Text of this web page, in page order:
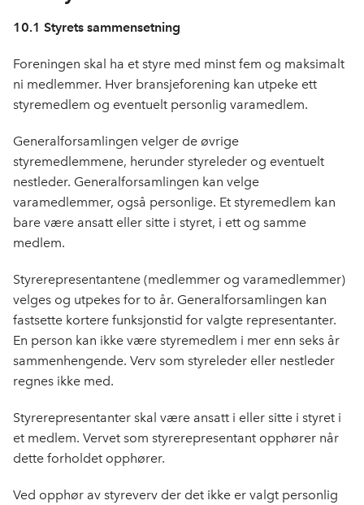
10.1 Styrets sammensetning
Foreningen skal ha et styre med minst fem og maksimalt
ni medlemmer. Hver bransjeforening kan utpeke ett
styremedlem og eventuelt personlig varamedlem.
Generalforsamlingen velger de øvrige
styremedlemmene, herunder styreleder og eventuelt
nestleder. Generalforsamlingen kan velge
varamedlemmer, også personlige. Et styremedlem kan
bare være ansatt eller sitte i styret, i ett og samme
medlem.
Styrerepresentantene (medlemmer og varamedlemmer)
velges og utpekes for to år. Generalforsamlingen kan
fastsette kortere funksjonstid for valgte representanter.
En person kan ikke være styremedlem i mer enn seks år
sammenhengende. Verv som styreleder eller nestleder
regnes ikke med.
Styrerepresentanter skal være ansatt i eller sitte i styret i
et medlem. Vervet som styrerepresentant opphører når
dette forholdet opphører.
Ved opphør av styreverv der det ikke er valgt personlig